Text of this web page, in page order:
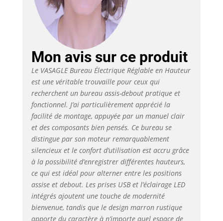
sont disponibles pour
le chargement Moteur
de haute qualité : Le
moteur assure un
réglage fluide et un
faible niveau sonore
(<50 dB). Le
mécanisme de réglage
de la hauteur s'arrête
et se rétracte
légèrement lorsqu'il
rencontre un obstacle
pour protéger le
bureau des dommages
Crochet pratique : Le
crochet latéral peut
être utilisé pour
suspendre des
casques pour un accès
facile Structure stable
: La double barre de
Mon avis sur ce produit
Le VASAGLE Bureau Électrique Réglable en Hauteur
est une véritable trouvaille pour ceux qui
recherchent un bureau assis-debout pratique et
fonctionnel. J’ai particulièrement apprécié la
facilité de montage, appuyée par un manuel clair
et des composants bien pensés. Ce bureau se
distingue par son moteur remarquablement
silencieux et le confort d’utilisation est accru grâce
à la possibilité d’enregistrer différentes hauteurs,
ce qui est idéal pour alterner entre les positions
assise et debout. Les prises USB et l’éclairage LED
intégrés ajoutent une touche de modernité
bienvenue, tandis que le design marron rustique
apporte du caractère à n’importe quel espace de